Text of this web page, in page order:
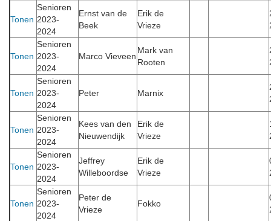
Tonen
Senioren
2023-
2024
Ernst van de
Beek
Erik de
Vrieze
Tonen
Senioren
2023-
2024
Marco Vieveen
Mark van
Rooten
Tonen
Senioren
2023-
2024
Peter Marnix
Tonen
Senioren
2023-
2024
Kees van den
Nieuwendijk
Erik de
Vrieze
Tonen
Senioren
2023-
2024
Jeffrey
Willeboordse
Erik de
Vrieze
Tonen
Senioren
2023-
2024
Peter de
Vrieze
Fokko